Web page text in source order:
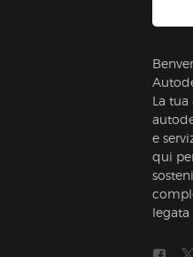
La
e
qui
legata